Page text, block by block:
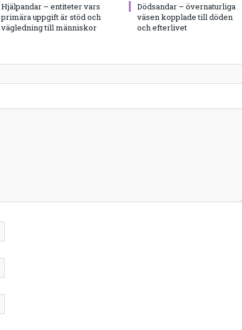
Hjälpandar – entiteter vars
primära uppgift är stöd och
vägledning till människor
Dödsandar – övernaturliga
väsen kopplade till döden
och efterlivet